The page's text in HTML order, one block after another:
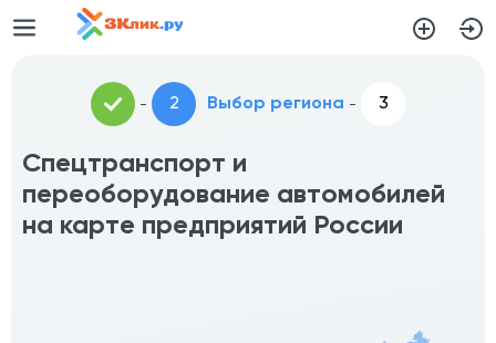
Выбор региона
Спецтранспорт и
переоборудование автомобилей
на карте предприятий России